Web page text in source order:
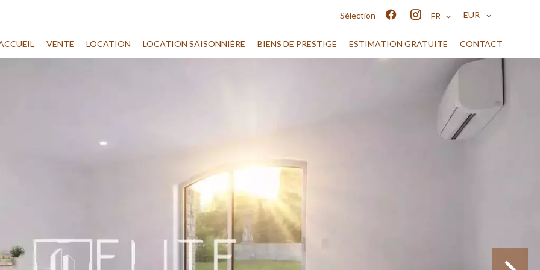
Sélection FR EUR
VENTE LOCATION LOCATION SAISONNIÈRE BIENS DE PRESTIGE ESTIMATION GRATUITE CONTACT